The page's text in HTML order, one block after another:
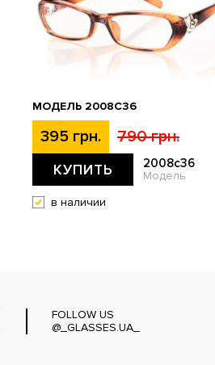
МОДЕЛЬ 2008C36
395 грн. 790 грн.
КУПИТЬ 2008c36
Модель
в наличии
FOLLOW US
@_GLASSES.UA_